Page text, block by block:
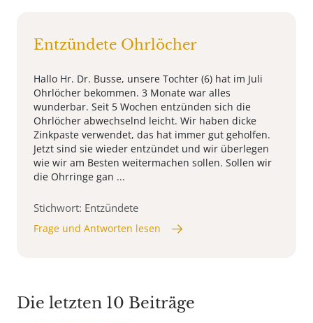
Entzündete Ohrlöcher
Hallo Hr. Dr. Busse, unsere Tochter (6) hat im Juli
Ohrlöcher bekommen. 3 Monate war alles
wunderbar. Seit 5 Wochen entzünden sich die
Ohrlöcher abwechselnd leicht. Wir haben dicke
Zinkpaste verwendet, das hat immer gut geholfen.
Jetzt sind sie wieder entzündet und wir überlegen
wie wir am Besten weitermachen sollen. Sollen wir
die Ohrringe gan ...
Stichwort: Entzündete
Frage und Antworten lesen
Die letzten 10 Beiträge